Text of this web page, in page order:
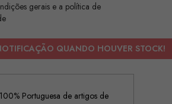
gerais e a política de
QUANDO HOUVER STOCK!
Portuguesa de artigos de